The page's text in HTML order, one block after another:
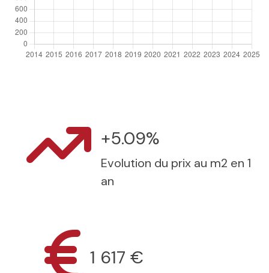
+5.09%
Evolution du prix au m2 en 1
an
1 617 €